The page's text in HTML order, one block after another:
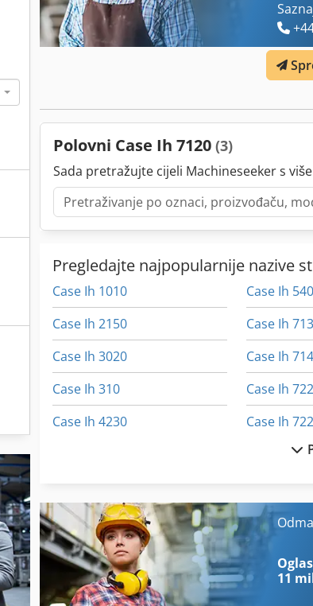
Polovni Case Ih 7120 (3)
Sada pretražujte cijeli Machineseeker s
Pregledajte najpopularnije nazive
Case Ih 1010
Case Ih 2150
Case Ih 3020
Case Ih 310
Case Ih 4230
Case Ih 5130
Case Ih 5140
Case Ih
Case Ih
Case Ih
Case Ih
Case Ih
Case Ih
Case Ih 744
11